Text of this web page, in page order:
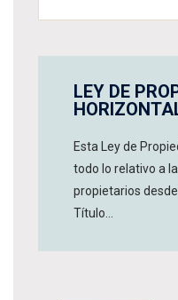
LEY DE
Esta Ley de
todo lo relativo a
propietarios
Título...